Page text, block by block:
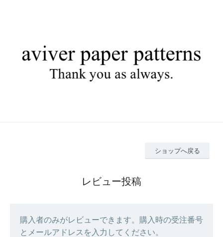
ショップへ戻る
レビュー投稿
購入者のみがレビューできます。購入時の受注番号
とメールアドレスを入力してください。